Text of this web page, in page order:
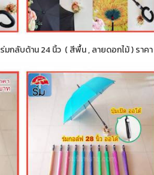
ร่มกลับด้าน 24 นิ้ว ( สีพื้น , ลายดอกไม้ ) ราค